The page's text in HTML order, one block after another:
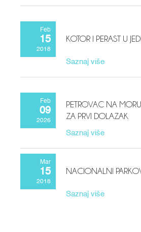
Feb
15
2018
KOTOR I PERAST U
Saznaj više
Feb
09
2026
PETROVAC NA
ZA PRVI DOLAZAK
Saznaj više
Mar
15
2018
NACIONALNI
Saznaj više